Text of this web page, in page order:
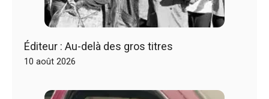
Éditeur : Au-delà des gros titres
10 août 2026